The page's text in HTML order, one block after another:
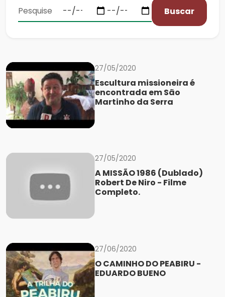
Buscar
27/05/2020
Escultura missioneira é
encontrada em São
Martinho da Serra
27/05/2020
A MISSÃO 1986 (Dublado)
Robert De Niro - Filme
Completo.
27/06/2020
O CAMINHO DO PEABIRU -
EDUARDO BUENO